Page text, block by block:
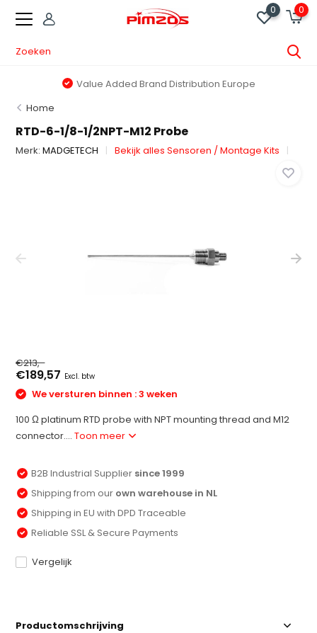
0 0
Value Added Brand Distribution Europe
Home
RTD-6-1/8-1/2NPT-M12 Probe
Merk:MADGETECH Bekijk alles Sensoren / Montage Kits
€213,-
€189,57 Excl. btw
We versturen binnen : 3 weken
100 Ω platinum RTD probe with NPT mounting thread and M12
connector....Toon meer
B2B Industrial Supplier since 1999
Shipping from our own warehouse in NL
Shipping in EU with DPD Traceable
Reliable SSL & Secure Payments
Vergelijk
Productomschrijving